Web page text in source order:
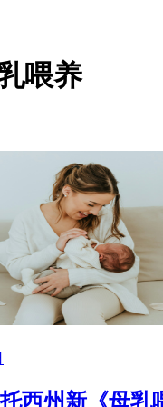
喂养
西州新《母乳